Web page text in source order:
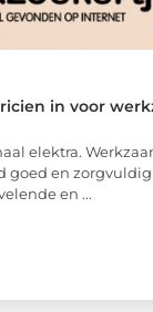
in voor
elektra.
goed en
en ...